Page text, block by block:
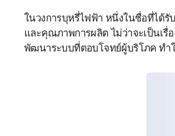
ในวงการบุหรี่ไฟฟ้า หนึ่งในชื่อที่ได้รั
และคุณภาพการผลิต ไม่ว่าจะเป็นเรื่
พัฒนาระบบที่ตอบโจทย์ผู้บริโภค ทำใ